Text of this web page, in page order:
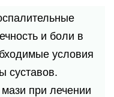
и боли в
условия
суставов.
при лечении